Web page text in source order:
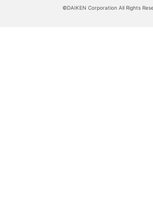
©DAIKEN Corporation All Rights